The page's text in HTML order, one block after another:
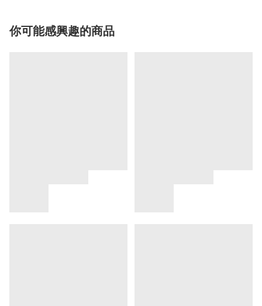
你可能感興趣的商品